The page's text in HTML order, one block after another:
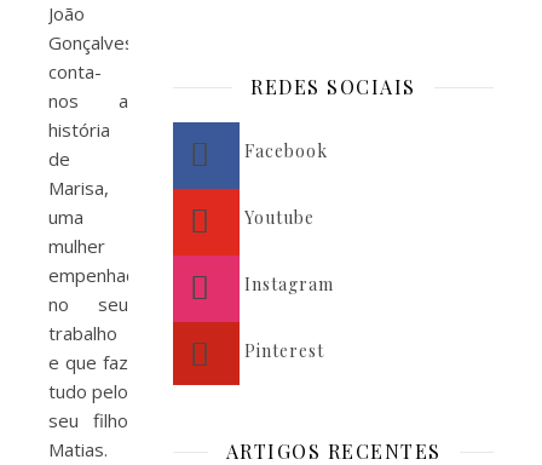
João
Gonçalves
conta-
nos a
história
de
Marisa,
uma
mulher
empenhada
no seu
trabalho
e que faz
tudo pelo
seu filho
Matias.
REDES SOCIAIS
Facebook
Youtube
Instagram
Pinterest
ARTIGOS RECENTES